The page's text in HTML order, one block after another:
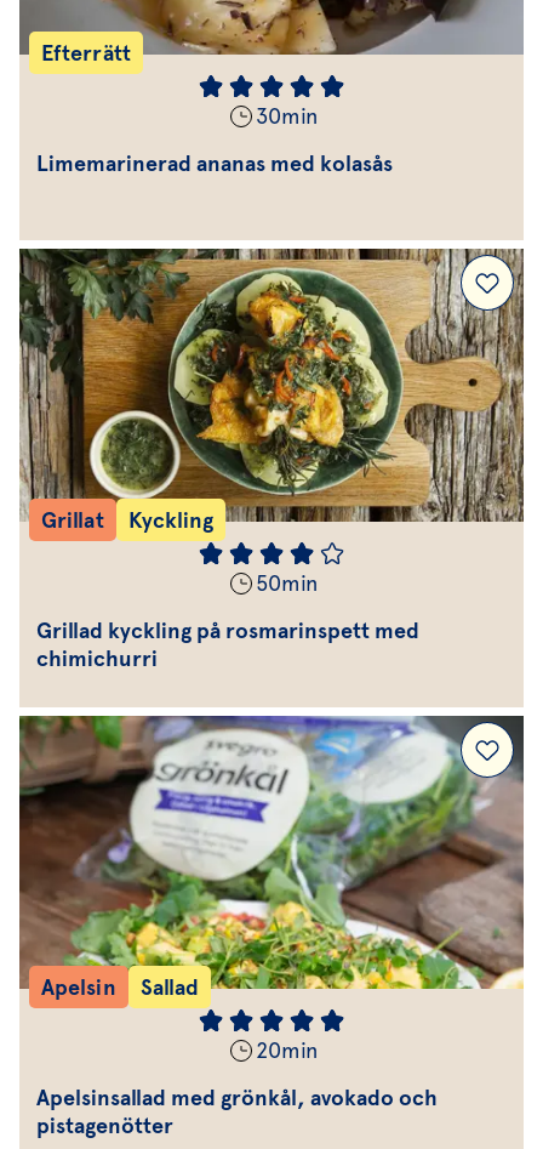
Efterrätt
30min
Limemarinerad ananas med kolasås
Grillat Kyckling
50min
Grillad kyckling på rosmarinspett med
chimichurri
Apelsin Sallad
20min
Apelsinsallad med grönkål, avokado och
pistagenötter